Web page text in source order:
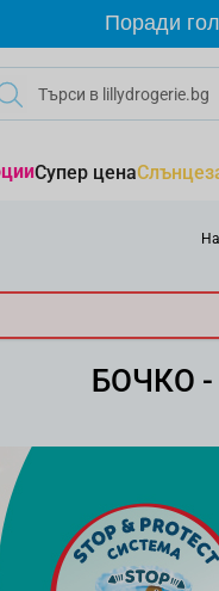
Поради
Супер цена
БОЧКО -